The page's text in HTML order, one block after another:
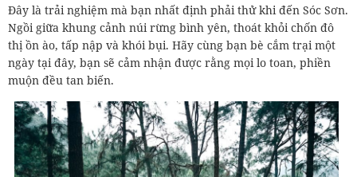
Đây là trải nghiệm mà bạn nhất định phải thử khi đến Sóc Sơn.
Ngồi giữa khung cảnh núi rừng bình yên, thoát khỏi chốn đô
thị ồn ào, tấp nập và khói bụi. Hãy cùng bạn bè cắm trại một
ngày tại đây, bạn sẽ cảm nhận được rằng mọi lo toan, phiền
muộn đều tan biến.